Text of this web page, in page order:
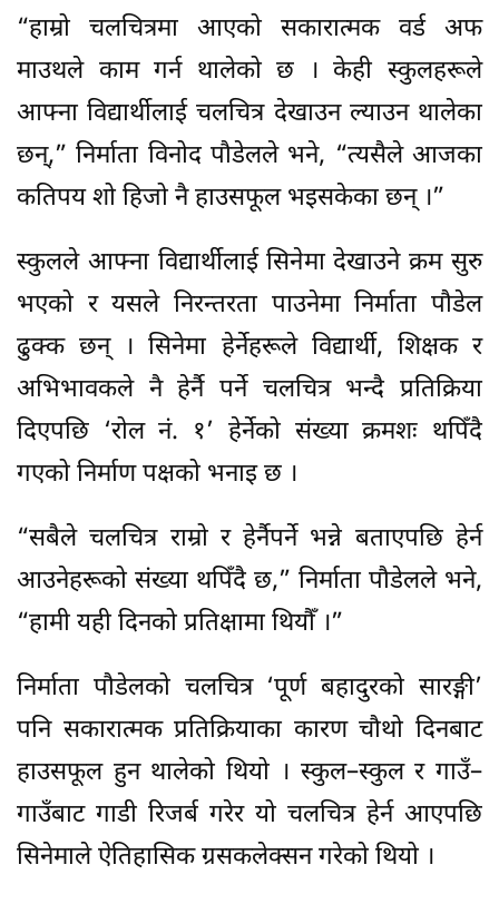
“हाम्रो चलचित्रमा आएको सकारात्मक वर्ड अफ
माउथले काम गर्न थालेको छ । केही स्कुलहरूले
आफ्ना विद्यार्थीलाई चलचित्र देखाउन ल्याउन थालेका
छन्,” निर्माता विनोद पौडेलले भने, “त्यसैले आजका
कतिपय शो हिजो नै हाउसफूल भइसकेका छन् ।”
स्कुलले आफ्ना विद्यार्थीलाई सिनेमा देखाउने क्रम सुरु
भएको र यसले निरन्तरता पाउनेमा निर्माता पौडेल
ढुक्क छन् । सिनेमा हेर्नेहरूले विद्यार्थी, शिक्षक र
अभिभावकले नै हेर्नै पर्ने चलचित्र भन्दै प्रतिक्रिया
दिएपछि ‘रोल नं. १’ हेर्नेको संख्या क्रमशः थपिँदै
गएको निर्माण पक्षको भनाइ छ ।
“सबैले चलचित्र राम्रो र हेर्नैपर्ने भन्ने बताएपछि हेर्न
आउनेहरूको संख्या थपिँदै छ,” निर्माता पौडेलले भने,
“हामी यही दिनको प्रतिक्षामा थियौँ ।”
निर्माता पौडेलको चलचित्र ‘पूर्ण बहादुरको सारङ्गी’
पनि सकारात्मक प्रतिक्रियाका कारण चौथो दिनबाट
हाउसफूल हुन थालेको थियो । स्कुल–स्कुल र गाउँ–
गाउँबाट गाडी रिजर्ब गरेर यो चलचित्र हेर्न आएपछि
सिनेमाले ऐतिहासिक ग्रसकलेक्सन गरेको थियो ।